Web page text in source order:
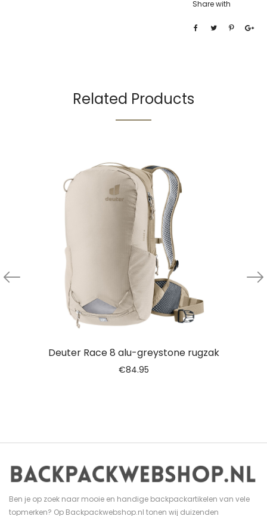
Share with
Related Products
Deuter Race 8 alu-greystone rugzak
€84.95
Ben je op zoek naar mooie en handige backpackartikelen van vele
topmerken? Op Backpackwebshop.nl tonen wij duizenden